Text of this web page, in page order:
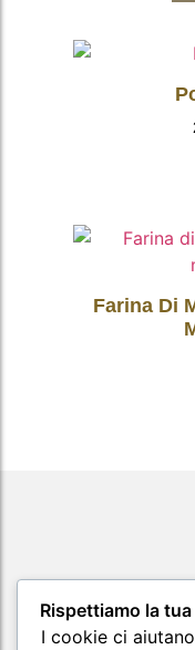
Farina Di
Rispettiamo la
I cookie ci